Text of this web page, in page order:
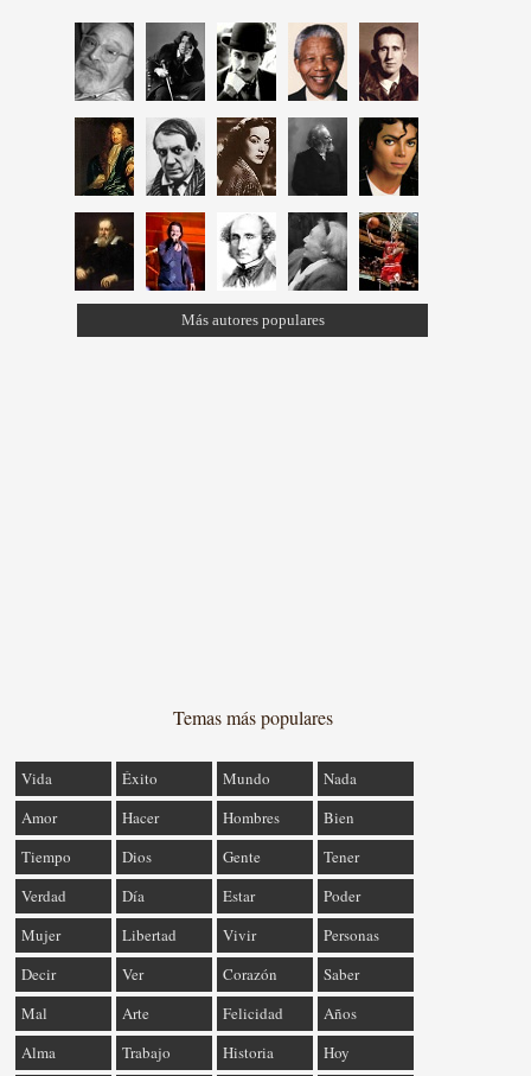
Más autores populares
Temas más populares
Vida Éxito Mundo
Nada
Amor
Hacer Hombres
Bien
Tiempo
Dios Gente
Tener
Verdad
Día Estar
Poder
Mujer
Libertad Vivir
Personas
Decir
Ver Corazón
Saber
Mal
Arte Felicidad
Años
Alma
Trabajo Historia Hoy